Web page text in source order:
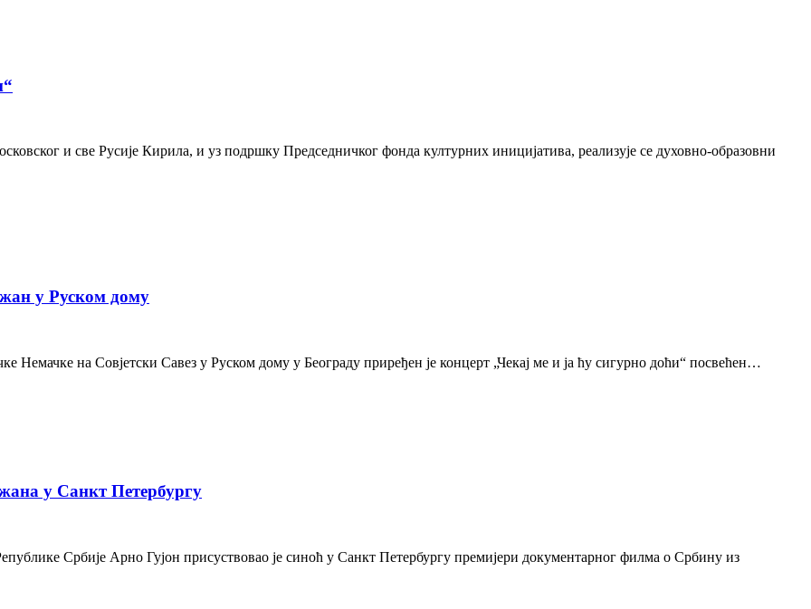
и све Русије Кирила, и уз подршку Председничког фонда културних иницијатива, реализује се духовно-образовни
у Руском дому
на Совјетски Савез у Руском дому у Београду приређен је концерт „Чекај ме и ја ћу сигурно доћи“ посвећен…
у Санкт Петербургу
Србије Арно Гујон присуствовао је синоћ у Санкт Петербургу премијери документарног филма о Србину из